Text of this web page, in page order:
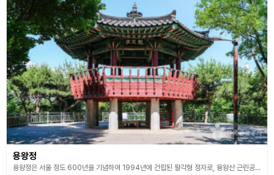
용왕정
용왕정은 서울 정도 600년을 기념하여 1994년에 건립된 팔각형 정자로, 용왕산 근린공원 내에 위치하고 있다. 이 정자는 조선 중기의 건축 양식을 따르고 있으며, 전통미를 간직하고 있다. 용왕산 정상은 예로부터 서울 전경을 감상하기 좋은 조망 명소로 알려져 있다. 정자에 오르면 성산대교와 월드컵분수를 비롯해 월드컵경기장, 북한산, 인왕산, 남산, 관악산, 서강대교, 63빌딩 등 서울 주요 지형과 건축물을 한눈에 조망할 수 있다. 뛰어난 전망으로 인해